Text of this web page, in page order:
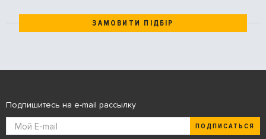
ЗАМОВИТИ ПІДБІР
Подпишитесь на e-mail рассылку
ПОДПИСАТЬСЯ